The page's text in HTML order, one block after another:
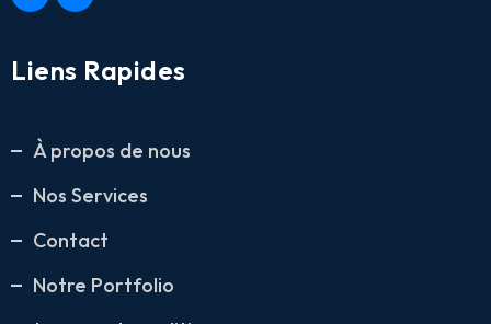
Liens Rapides
À propos de nous
Nos Services
Contact
Notre Portfolio